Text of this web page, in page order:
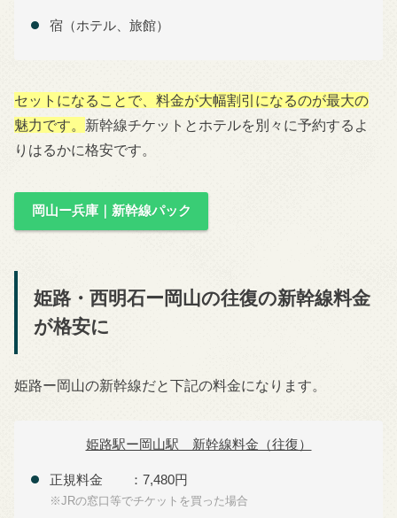
宿（ホテル、旅館）
セットになることで、料金が大幅割引になるのが最大の
魅力です。 新幹線チケットとホテルを別々に予約するよ
りはるかに格安です。
岡山ー兵庫｜新幹線パック
姫路・西明石ー岡山の往復の新幹線料金
が格安に
姫路ー岡山の新幹線だと下記の料金になります。
姫路駅ー岡山駅 新幹線料金（往復）
正規料金 ：7,480円
※JRの窓口等でチケットを買った場合